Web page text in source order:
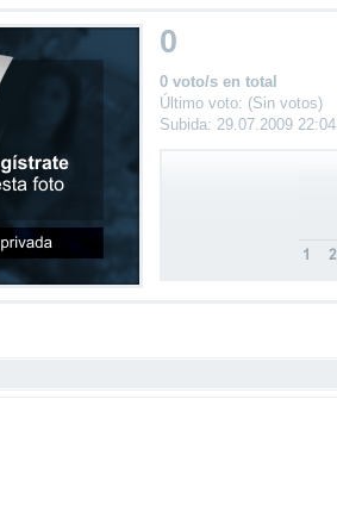
0
0 voto/s en total
Último voto: (Sin votos)
Subida: 29.07.2009